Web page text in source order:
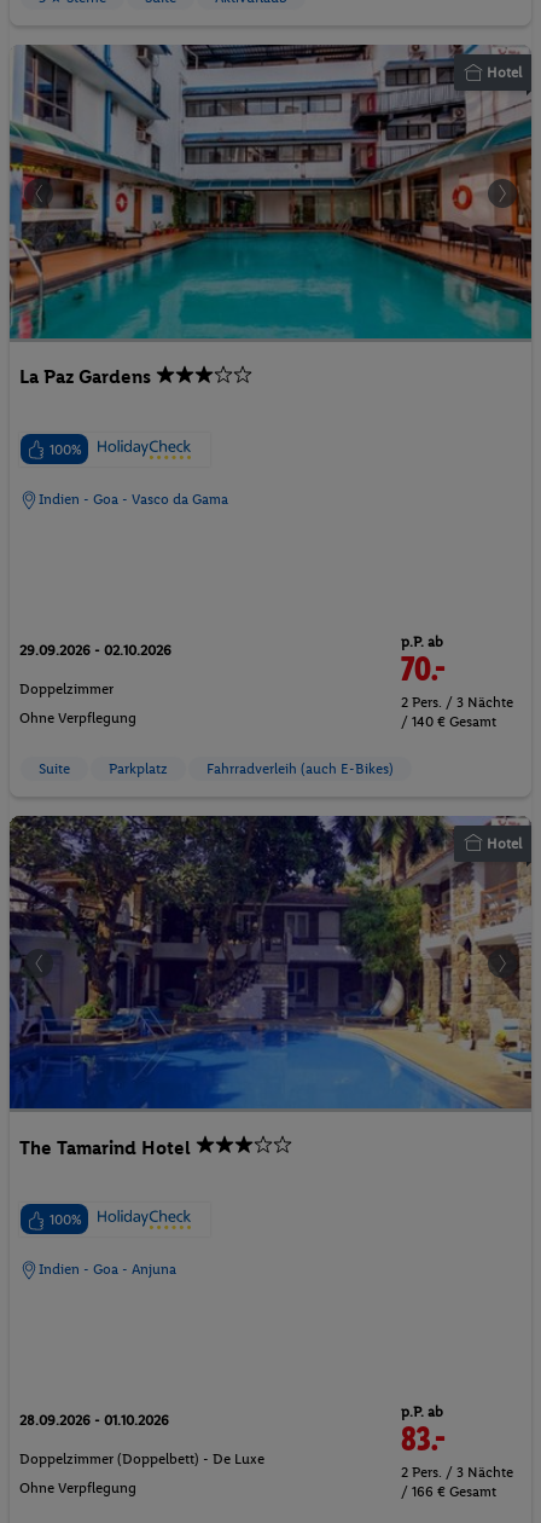
Hotel
La Paz Gardens
100%
Indien - Goa - Vasco da Gama
29.09.2026 - 02.10.2026
Doppelzimmer
Ohne Verpflegung
p.P. ab
70.-
2 Pers. / 3 Nächte
/ 140 € Gesamt
Suite Parkplatz Fahrradverleih (auch E-Bikes)
Hotel
The Tamarind Hotel
100%
Indien - Goa - Anjuna
28.09.2026 - 01.10.2026
Doppelzimmer (Doppelbett) - De Luxe
Ohne Verpflegung
p.P. ab
83.-
2 Pers. / 3 Nächte
/ 166 € Gesamt